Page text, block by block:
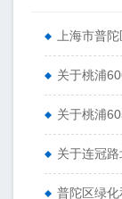
上海市普
关于桃浦